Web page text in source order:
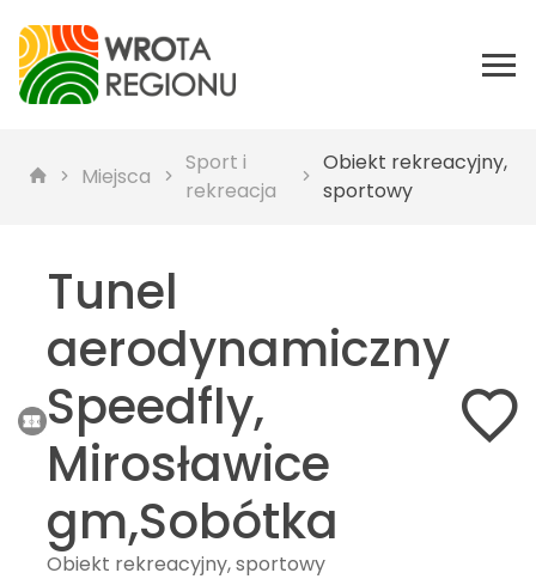
Miejsca
Sport i
rekreacja
Obiekt rekreacyjny,
sportowy
Tunel
aerodynamiczny
Speedfly,
Mirosławice
gm,Sobótka
Obiekt rekreacyjny, sportowy